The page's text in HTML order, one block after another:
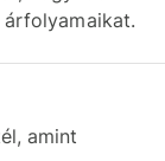
amint